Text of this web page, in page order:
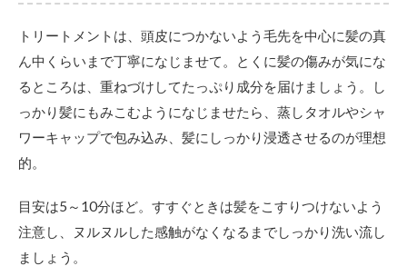
トリートメントは、頭皮につかないよう毛先を中心に髪の真
ん中くらいまで丁寧になじませて。とくに髪の傷みが気にな
るところは、重ねづけしてたっぷり成分を届けましょう。し
っかり髪にもみこむようになじませたら、蒸しタオルやシャ
ワーキャップで包み込み、髪にしっかり浸透させるのが理想
的。
目安は5～10分ほど。すすぐときは髪をこすりつけないよう
注意し、ヌルヌルした感触がなくなるまでしっかり洗い流し
ましょう。